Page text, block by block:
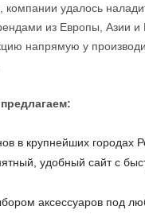
компании удалось
из Европы, Азии и
напрямую у
в крупнейших городах
удобный сайт с
аксессуаров под